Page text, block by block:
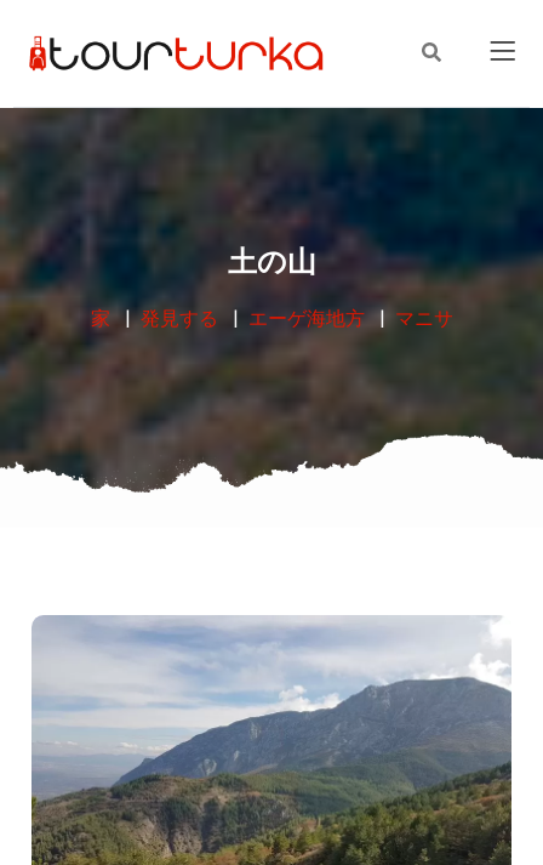
土の山
家 発見する エーゲ海地方 マニサ